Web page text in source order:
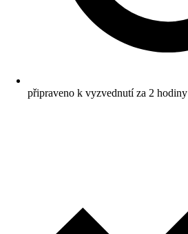
připraveno k vyzvednutí za 2 hodiny